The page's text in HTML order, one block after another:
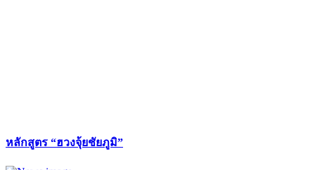
หลักสูตร “ฮวงจุ้ยชัยภูมิ”